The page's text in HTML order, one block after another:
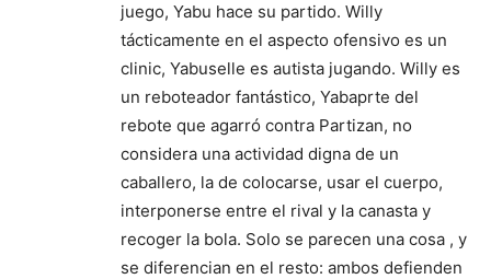
juego, Yabu hace su partido. Willy
tácticamente en el aspecto ofensivo es un
clinic, Yabuselle es autista jugando. Willy es
un reboteador fantástico, Yabaprte del
rebote que agarró contra Partizan, no
considera una actividad digna de un
caballero, la de colocarse, usar el cuerpo,
interponerse entre el rival y la canasta y
recoger la bola. Solo se parecen una cosa , y
se diferencian en el resto: ambos defienden